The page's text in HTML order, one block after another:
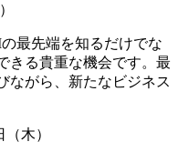
最先端を知るだけでな
きる貴重な機会です。最
ながら、新たなビジネス
木）